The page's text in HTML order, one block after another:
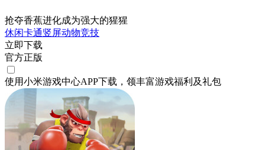
抢夺香蕉进化成为强大的猩猩
休闲卡通竖屏动物竞技
立即下载
官方正版
使用小米游戏中心APP下载 ，领丰富游戏福利 及礼包